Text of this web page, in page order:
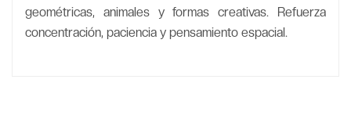
geométricas, animales y formas creativas. Refuerza
concentración, paciencia y pensamiento espacial.